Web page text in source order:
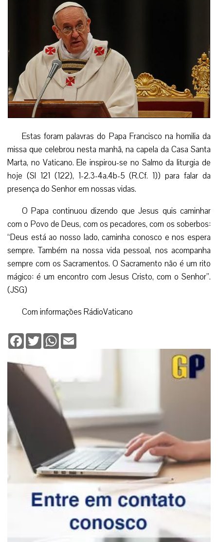
Estas foram palavras do Papa Francisco na homilia da
missa que celebrou nesta manhã, na capela da Casa Santa
Marta, no Vaticano. Ele inspirou-se no Salmo da liturgia de
hoje (Sl 121 (122), 1-2.3-4a.4b-5 (R.Cf. 1)) para falar da
presença do Senhor em nossas vidas.
O Papa continuou dizendo que Jesus quis caminhar
com o Povo de Deus, com os pecadores, com os soberbos:
“Deus está ao nosso lado, caminha conosco e nos espera
sempre. Também na nossa vida pessoal, nos acompanha
sempre com os Sacramentos. O Sacramento não é um rito
mágico: é um encontro com Jesus Cristo, com o Senhor”.
(JSG)
Com informações RádioVaticano
Facebook
TwitterWhatsApp